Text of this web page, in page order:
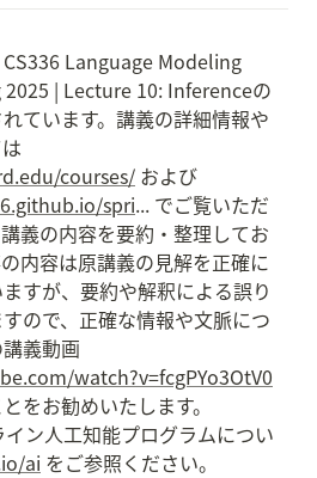
Language Modeling
| Lecture 10: Inferenceの
ています。講義の詳細情報や
courses/
spri... でご覧いただ
義の内容を要約・整理してお
内容は原講義の見解を正確に
すが、要約や解釈による誤り
ので、正確な情報や文脈につ
義動画
watch?v=fcgPYo3OtV0
をお勧めいたします。
ン人工知能プログラムについ
ai をご参照ください。